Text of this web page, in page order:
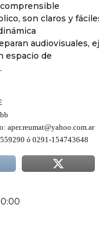
son claros y
audiovisuales,
espacio de
aper.reumat@yahoo.com.ar
ó 0291-154743648